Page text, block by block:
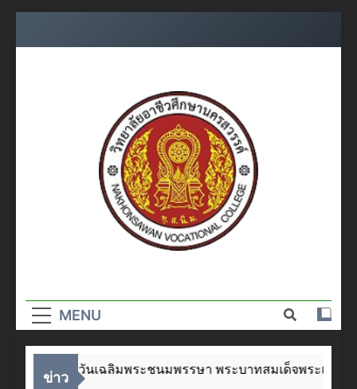
อาชีวศึกษา
นครสวรรค์
MENU
ข่าว
นโอกาสวันเฉลิมพระชนมพรรษา พระบาทสมเด็จพระเจ้าอยู่หั